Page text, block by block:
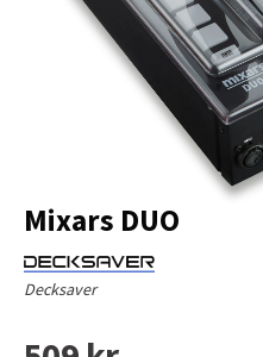
Mixars DUO
Decksaver